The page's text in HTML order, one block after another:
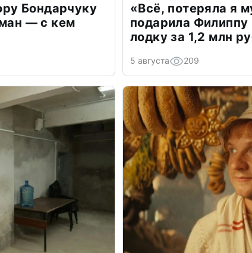
Бондарчуку
— с кем
«Всё, потеряла я
подарила
лодку за 1,2 млн
5 августа 209